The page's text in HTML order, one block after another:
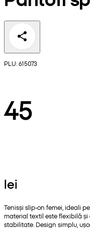
PLU: 615073
45
lei
Tenisși slip-on femei, ideali
material textil este flexibilă și
stabilitate. Design simplu,